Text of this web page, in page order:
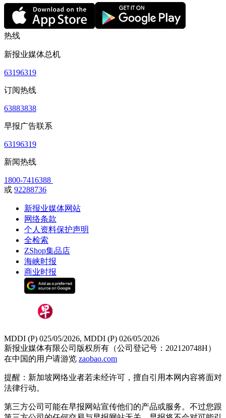
热线
新报业媒体总机
63196319
订阅热线
63883838
早报广告联系
63196319
新闻热线
1800-7416388
或 92288736
新报业媒体网站
网络条款
个人资料保护声明
全检索
ZShop集品店
海峡时报
商业时报
MDDI (P) 025/05/2026, MDDI (P) 026/05/2026
新报业媒体有限公司版权所有（公司登记号：202120748H）
在中国的用户请游览 zaobao.com
提醒：新加坡网络业者若未经许可，擅自引用本网内容将面对
法律行动。
第三方公司可能在早报网站宣传他们的产品或服务。不过您跟